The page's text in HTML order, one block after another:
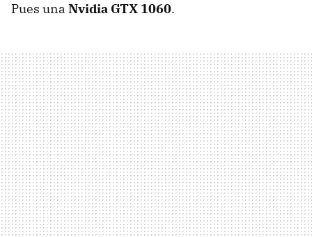
Pues una Nvidia GTX 1060.